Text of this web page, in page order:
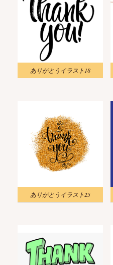
ありがとうイラスト18
ありがとうイラスト25